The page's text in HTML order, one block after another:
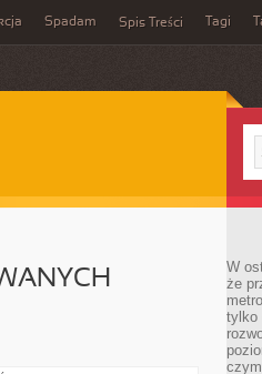
Spadam Spis Treści Tagi
W
że
tylko